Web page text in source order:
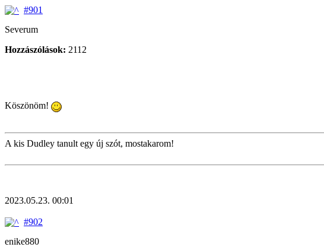
#901
Severum
Hozzászólások: 2112
Köszönöm!
A kis Dudley tanult egy új szót, mostakarom!
2023.05.23. 00:01
#902
enike880